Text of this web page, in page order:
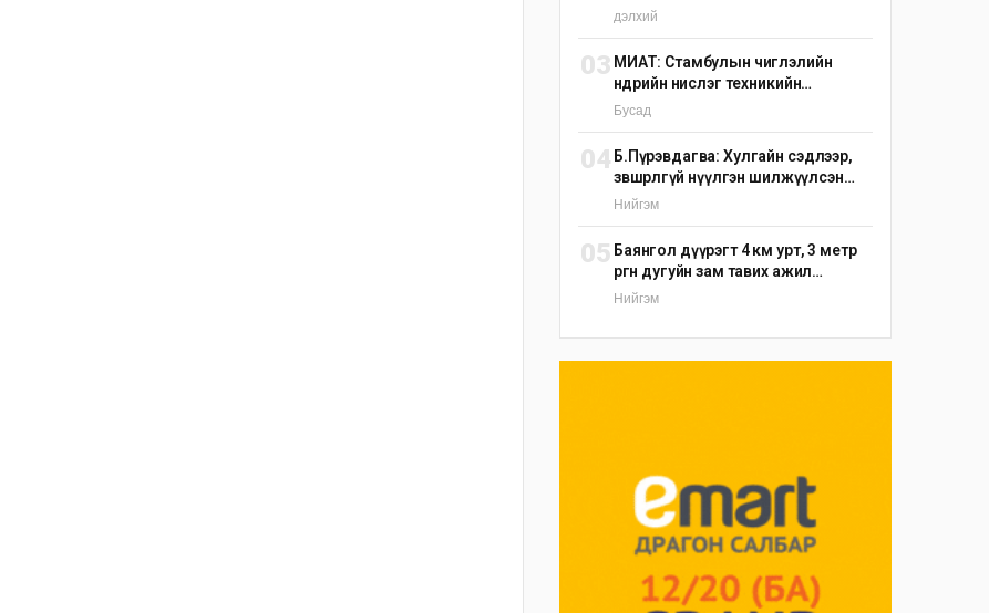
дэлхий
03 МИАТ: Стамбулын чиглэлийн
өнөөдрийн нислэг техникийн
шалтгаанаар цуцлагдлаа
Бусад
04 Б.Пүрэвдагва: Хулгайн сэдлээр,
зөвшөөрөлгүй нүүлгэн шилжүүлсэн
С.Зоригийн хөшөөг өнөөдрийн дотор
Нийгэм
05 Баянгол дүүрэгт 4 км урт, 3 метр
өргөн дугуйн зам тавих ажил
үргэлжилж байна
Нийгэм